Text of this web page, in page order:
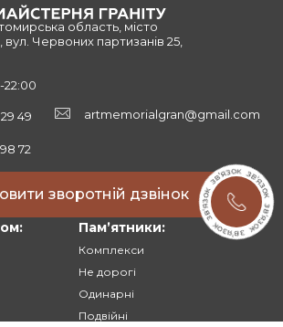
область, місто
Червоних партизанів 25,
49
72
artmemorialgran@gmail.com
зворотній дзвінок
Памʼятники:
Комплекси
Не дорогі
Одинарні
Подвійні